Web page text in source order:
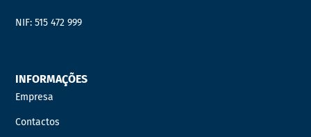
NIF: 515 472 999
INFORMAÇÕES
Empresa
Contactos